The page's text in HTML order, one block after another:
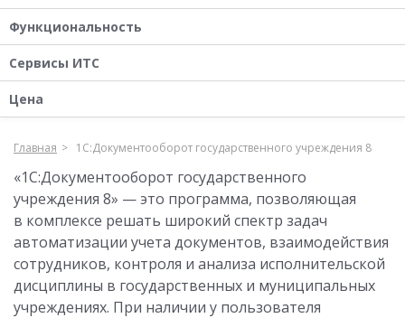
Функциональность
Сервисы ИТС
Цена
Главная 1С:Документооборот государственного учреждения 8
«1С:Документооборот государственного
учреждения 8» — это программа, позволяющая
в комплексе решать широкий спектр задач
автоматизации учета документов, взаимодействия
сотрудников, контроля и анализа исполнительской
дисциплины в государственных и муниципальных
учреждениях. При наличии у пользователя